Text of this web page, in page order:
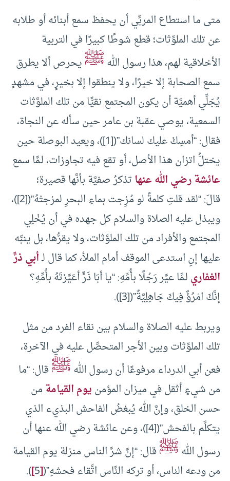
متى ما استطاع المربِّي أن يحفظ سمع أبنائه أو طلابه
عن تلك الملوِّثات؛ قطع شوطًا كبيرًا في التربية
الأخلاقية لهم، هذا رسول اللهﷺيحرص ألا يطرق
سمع الصحابة إلا خيرًا، ولا ينطقوا إلا بخيرٍ، في مشهدٍ
يُجَلِّي أهميَّة أن يكون المجتمع نقيًّا من تلك الملوَّثات
السمعية، يوصي عقبة بن عامر حين سأله عن النجاة،
فقال: “أمسِكْ عليك لسانك”([1])، ويعيد البوصلة حين
يختلُّ اتزان هذا الأصل، أو تقع فيه تجاوزات، لـمَّا سمع
عائشة رضي الله عنهاتذكرُ صفيَّة بأنَّها قصيرة؛
قالَ: “لقد قلتِ كلمةً لو مُزِجت بماءِ البحرِ لمزجتْهُ”([2])،
ويبذل عليه الصلاة والسلام كل جهده في أن يُخْلِي
المجتمع والأفراد من تلك الملوِّثات، ولا يقرُّها، بل ينبِّه
عليها إنِ استدعى الموقف أمام الملأ، كما قال لـأبي ذرٍّ
الغفاريلـمَّا عيَّر رَجُلًا بأُمِّهِ: “يا أبَا ذَرٍّ أعَيَّرْتَهُ بأُمِّهِ؟
إنَّكَ امْرُؤٌ فِيكَ جَاهِلِيَّةٌ”([3]).
ويربط عليه الصلاة والسلام بين نقاء الفرد من مثل
تلك الملوِّثات وبين الأجر المتحصِّل عليه في الآخرة،
فعن أبي الدرداء مرفوعًا أن رسول اللهﷺقال: “ما
من شيءٍ أثقل في ميزان المؤمنيوم القيامةمن
حسن الخلق، وإنَّ الله يُبغضُ الفاحش البذيء الذي
يتكلَّم بالفحش”([4])، وعن عائشة رضي الله عنها أن
رسول اللهﷺقال: “إنَّ شرَّ الناس منزلة يوم القيامة
من ودعه الناس، أو تركه النَّاس اتِّقاء فحشهِ”([
5
]
).